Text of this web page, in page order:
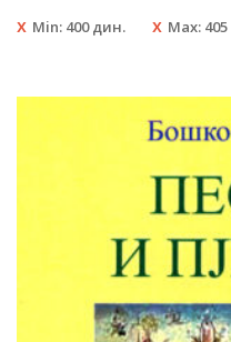
Min: 400дин. Max: 405